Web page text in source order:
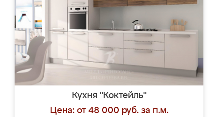
Кухня "Коктейль"
Цена: от 48 000 руб. за п.м.